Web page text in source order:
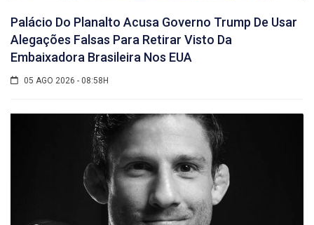
Palácio Do Planalto Acusa Governo Trump De Usar
Alegações Falsas Para Retirar Visto Da
Embaixadora Brasileira Nos EUA
05 AGO 2026 - 08:58H